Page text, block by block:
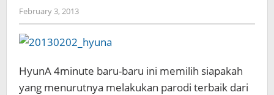
February 3, 2013by
Koreanindo
HyunA 4minute baru-baru ini memilih siapakah
yang menurutnya melakukan parodi terbaik dari